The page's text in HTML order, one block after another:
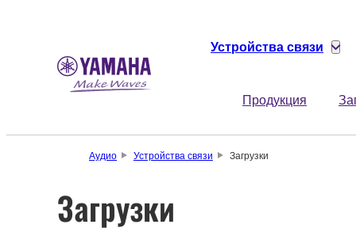
Устройства связи
Продукция
Аудио Устройства связи Загрузки
Загрузки